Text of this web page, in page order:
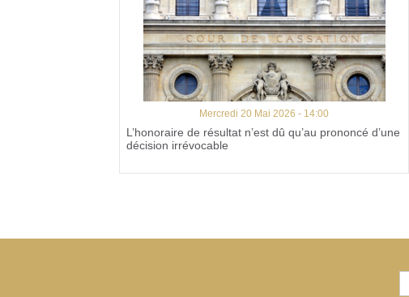
Mercredi 20 Mai 2026 - 14:00
L’honoraire de résultat n’est dû qu’au prononcé d’une
décision irrévocable